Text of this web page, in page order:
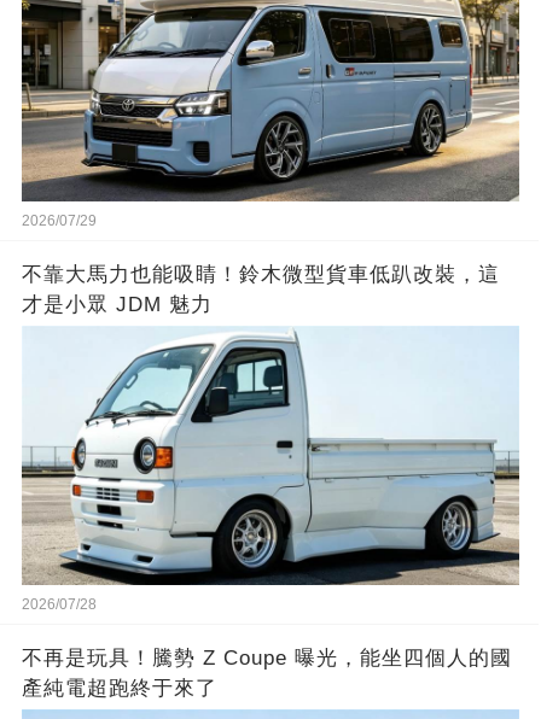
2026/07/29
不靠大馬力也能吸睛！鈴木微型貨車低趴改裝，這
才是小眾 JDM 魅力
2026/07/28
不再是玩具！騰勢 Z Coupe 曝光，能坐四個人的國
產純電超跑終于來了